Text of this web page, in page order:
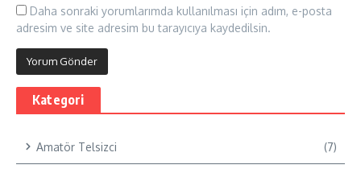
Daha sonraki yorumlarımda kullanılması için adım, e-posta
adresim ve site adresim bu tarayıcıya kaydedilsin.
Kategori
Amatör Telsizci (7)